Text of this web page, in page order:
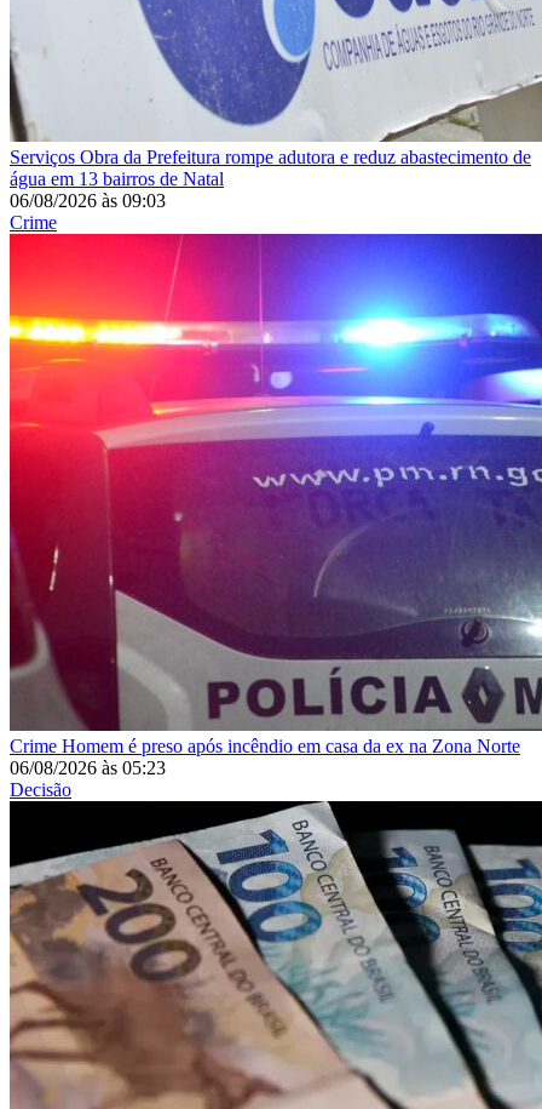
Serviços Obra da Prefeitura rompe adutora e reduz abastecimento de
água em 13 bairros de Natal
06/08/2026 às 09:03
Crime
Crime Homem é preso após incêndio em casa da ex na Zona Norte
06/08/2026 às 05:23
Decisão